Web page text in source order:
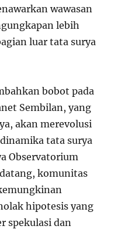
wawasan
lebih
luar tata surya
bobot pada
Sembilan, yang
akan merevolusi
tata surya
Observatorium
komunitas
hipotesis yang
spekulasi dan